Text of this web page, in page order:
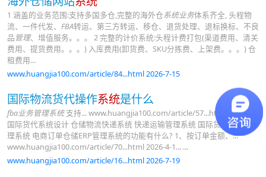
1 涵盖的业务范围:支持多国多仓,完整的海外仓系统业务体系齐全, 头程物
流、一件代发、 FBA转运、第三方转运、移仓、退货处理、退标换标、不良
品管理、增值服务。。。 2 完整的计价系统:头程计费打包(渠道费用、清关
费用、提货费用。。。) 入库费用(卸货费、SKU分拣费、上架费。。。) 仓
租费用...
www.huangjia100.com/article/84...html 2026-7-15
国际物流货代操作系统是什么
fba业务管理系统支持... www.huangjia100.com/article/57...html 2026-4-9
国际货代系统设计 仓储物流快递系统 快递运输管理系统 国际货代 业务管
理系统 电商订单仓储ERP管理系统的功能有什么? 1、按订单金额、...
www.huangjia100.com/article/70...html 2026-4-1... ...
www.huangjia100.com/article/16...html 2026-7-19